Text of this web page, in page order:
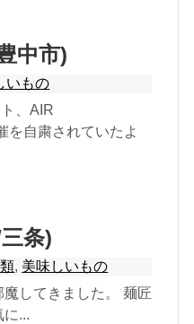
中市)
いもの
、AIR
を自粛されていたよ
条)
, 美味しいもの
してきました。 麺匠
...